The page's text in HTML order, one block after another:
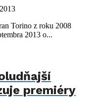
Torino z roku 2008
2013 o...
premiéry